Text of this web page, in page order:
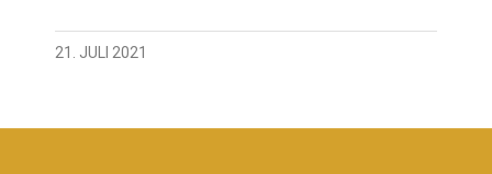
21. JULI 2021